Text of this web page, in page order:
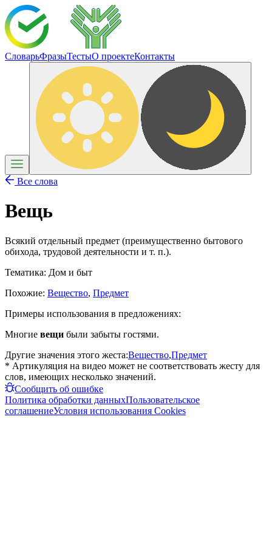
СловарьФразыТестыО проектеКонтакты
Все слова
Вещь
Всякий отдельный предмет (преимущественно бытового
обихода, трудовой деятельности и т. п.).
Тематика: Дом и быт
Похожие: Вещество, Предмет
Примеры использования в предложениях:
Многие вещи были забыты гостями.
Другие значения этого жеста:Вещество,Предмет
* Артикуляция на видео может не соответствовать жесту для
слов, имеющих несколько значений.
Сообщить об ошибке
Политика обработки данныхПользовательское
соглашениеУсловия использования Cookies